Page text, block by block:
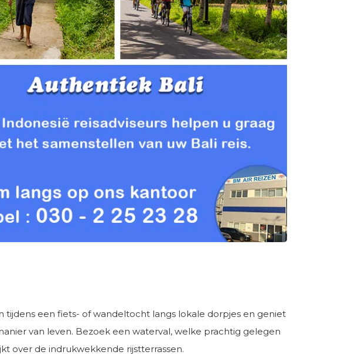
een fiets- of wandeltocht langs lokale dorpjes en geniet
van leven. Bezoek een waterval, welke prachtig gelegen
over de indrukwekkende rijstterrassen.